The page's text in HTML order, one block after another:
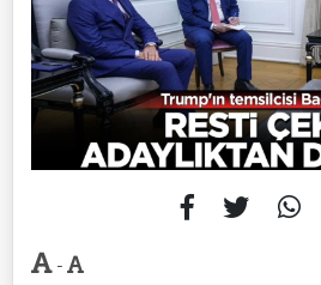
-